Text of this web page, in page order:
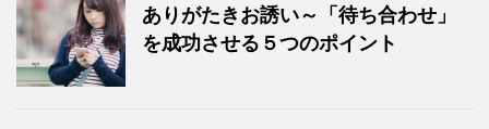
ありがたきお誘い～「待ち合わせ」
を成功させる５つのポイント